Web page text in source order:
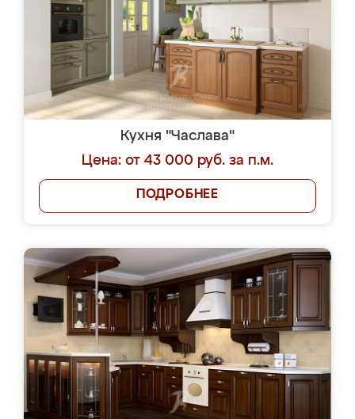
Кухня "Часлава"
Цена: от 43 000 руб. за п.м.
ПОДРОБНЕЕ